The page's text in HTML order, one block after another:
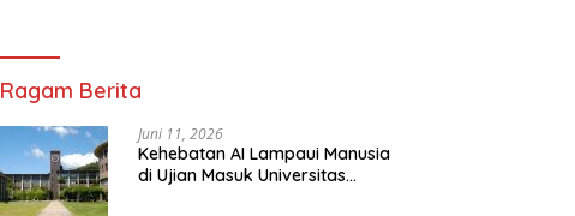
Ragam Berita
Juni 11, 2026
Kehebatan AI Lampaui Manusia
di Ujian Masuk Universitas